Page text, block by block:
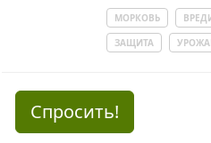
МОРКОВЬ
ЗАЩИТА
Спросить!